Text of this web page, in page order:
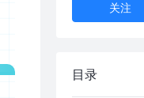
关注
目录